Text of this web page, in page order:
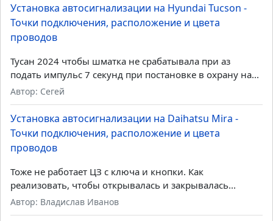
Установка автосигнализации на Hyundai Tucson -
Точки подключения, расположение и цвета
проводов
Тусан 2024 чтобы шматка не срабатывала при аз
подать импульс 7 секунд при постановке в охрану на...
Автор: Сегей
Установка автосигнализации на Daihatsu Mira -
Точки подключения, расположение и цвета
проводов
Тоже не работает ЦЗ с ключа и кнопки. Как
реализовать, чтобы открывалась и закрывалась...
Автор: Владислав Иванов